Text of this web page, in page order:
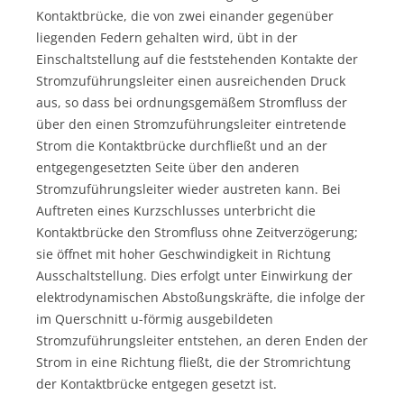
Kontaktbrücke, die von zwei einander gegenüber
liegenden Federn gehalten wird, übt in der
Einschaltstellung auf die feststehenden Kontakte der
Stromzuführungsleiter einen ausreichenden Druck
aus, so dass bei ordnungsgemäßem Stromfluss der
über den einen Stromzuführungsleiter eintretende
Strom die Kontaktbrücke durchfließt und an der
entgegengesetzten Seite über den anderen
Stromzuführungsleiter wieder austreten kann. Bei
Auftreten eines Kurzschlusses unterbricht die
Kontaktbrücke den Stromfluss ohne Zeitverzögerung;
sie öffnet mit hoher Geschwindigkeit in Richtung
Ausschaltstellung. Dies erfolgt unter Einwirkung der
elektrodynamischen Abstoßungskräfte, die infolge der
im Querschnitt u-förmig ausgebildeten
Stromzuführungsleiter entstehen, an deren Enden der
Strom in eine Richtung fließt, die der Stromrichtung
der Kontaktbrücke entgegen gesetzt ist.